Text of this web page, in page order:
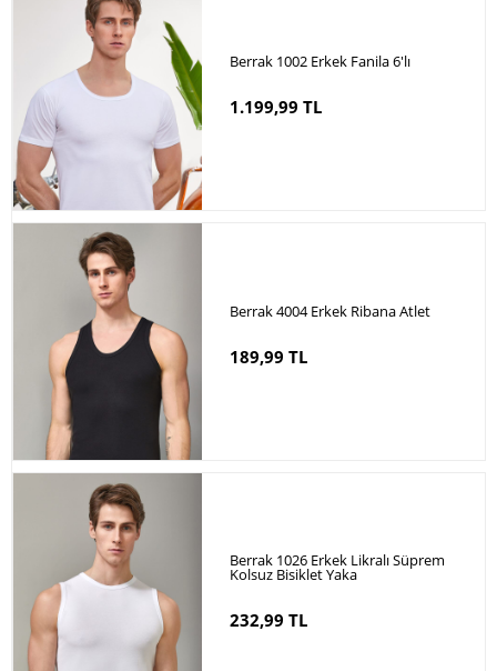
Berrak 1002 Erkek Fanila 6′lı
1.199,99 TL
Berrak 4004 Erkek Ribana Atlet
189,99 TL
Berrak 1026 Erkek Likralı Süprem
Kolsuz Bisiklet Yaka
232,99 TL